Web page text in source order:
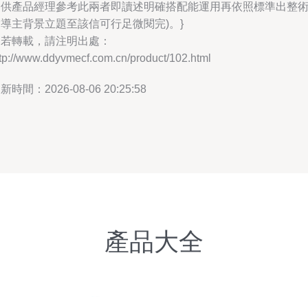
產品經理參考此兩者即讀述明確搭配能運用再依照標準出整術
主背景立題至該信可行足微閱完)。}
轉載，請注明出處：
www.ddyvmecf.com.cn/product/102.html
時間：2026-08-06 20:25:58
產品大全